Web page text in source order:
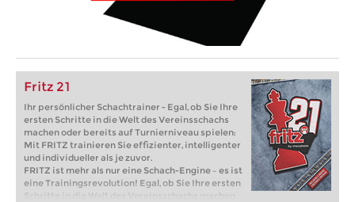
Fritz 21
Ihr persönlicher Schachtrainer - Egal, ob Sie Ihre
ersten Schritte in die Welt des Vereinsschachs
machen oder bereits auf Turnierniveau spielen:
Mit FRITZ trainieren Sie effizienter, intelligenter
und individueller als je zuvor.
FRITZ ist mehr als nur eine Schach-Engine – es ist
eine Trainingsrevolution! Egal, ob Sie Ihre ersten
Schritte in die Welt des Vereinsschachs machen